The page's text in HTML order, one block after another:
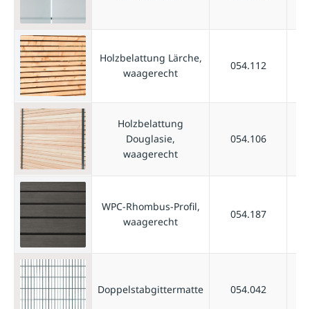
Holzbelattung Lärche,
waagerecht
054.112
Holzbelattung
Douglasie,
waagerecht
054.106
WPC-Rhombus-Profil,
waagerecht
054.187
Doppelstabgittermatte 054.042